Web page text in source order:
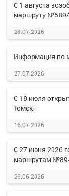
С 1 августа
маршруту
28.07.2026
Информация по
27.07.2026
С 18 июля
Томск»
16.07.2026
С 27 июня 2026
маршрутам
26.06.2026